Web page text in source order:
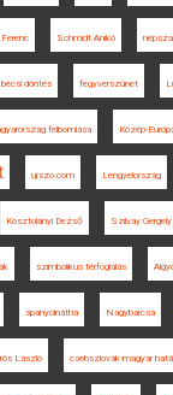
Ferenc Schmidt Anikó
döntés fegyverszünet
felbomlása Közép-
ujszo.com Lengyelország
Kosztolányi Dezső Szilvay Gergely
szimbolikus térfoglalás
spanyolnátha Nagybarcsa
László csehszlovák-magyar